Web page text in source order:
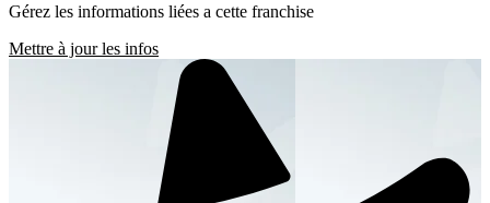
Gérez les informations liées a cette franchise
Mettre à jour les infos